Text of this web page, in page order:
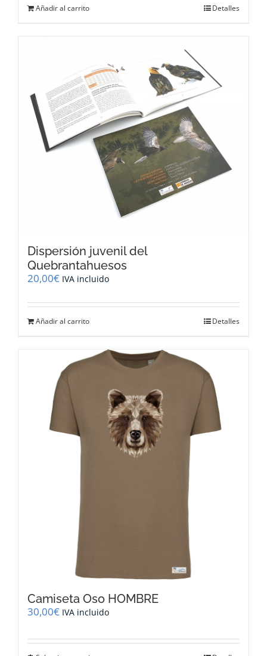
Añadir al carrito Detalles
Dispersión juvenil del
Quebrantahuesos
20,00€ IVA incluido
Añadir al carrito Detalles
Camiseta Oso HOMBRE
30,00€ IVA incluido